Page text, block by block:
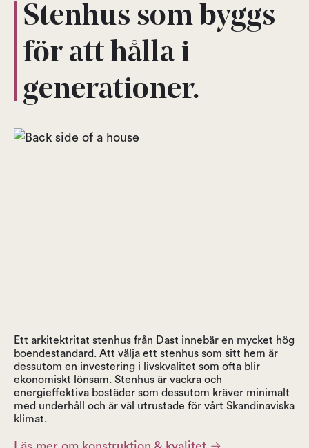
Stenhus som byggs
för att hålla i
generationer.
Ett arkitektritat stenhus från Dast innebär en mycket hög
boendestandard. Att välja ett stenhus som sitt hem är
dessutom en investering i livskvalitet som ofta blir
ekonomiskt lönsam. Stenhus är vackra och
energieffektiva bostäder som dessutom kräver minimalt
med underhåll och är väl utrustade för vårt Skandinaviska
klimat.